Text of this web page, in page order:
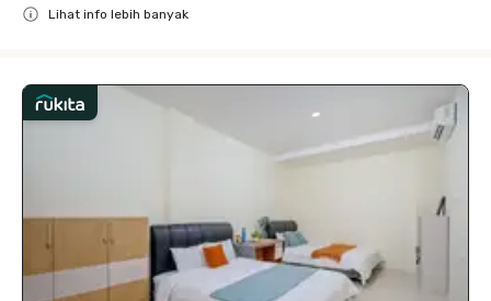
Lihat info lebih banyak